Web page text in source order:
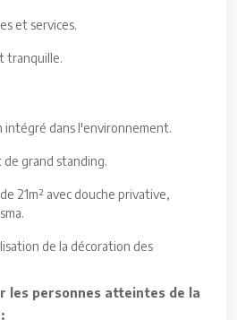
et services.
tranquille.
intégré dans l'environnement.
grand standing.
21m² avec douche privative,
de la décoration des
les personnes atteintes de la